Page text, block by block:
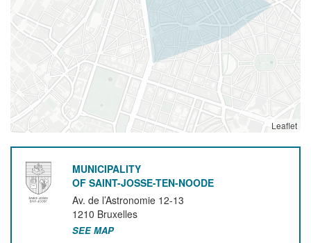
Leaflet
MUNICIPALITY
OF SAINT-JOSSE-TEN-NOODE
Av. de l’Astronomie 12-13
1210 Bruxelles
SEE MAP